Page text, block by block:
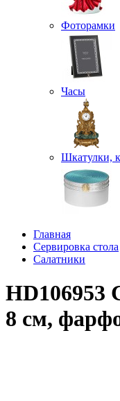
Фоторамки
Часы
Шкатулки,
Главная
Сервировка стола
Салатники
HD106953
8 см,